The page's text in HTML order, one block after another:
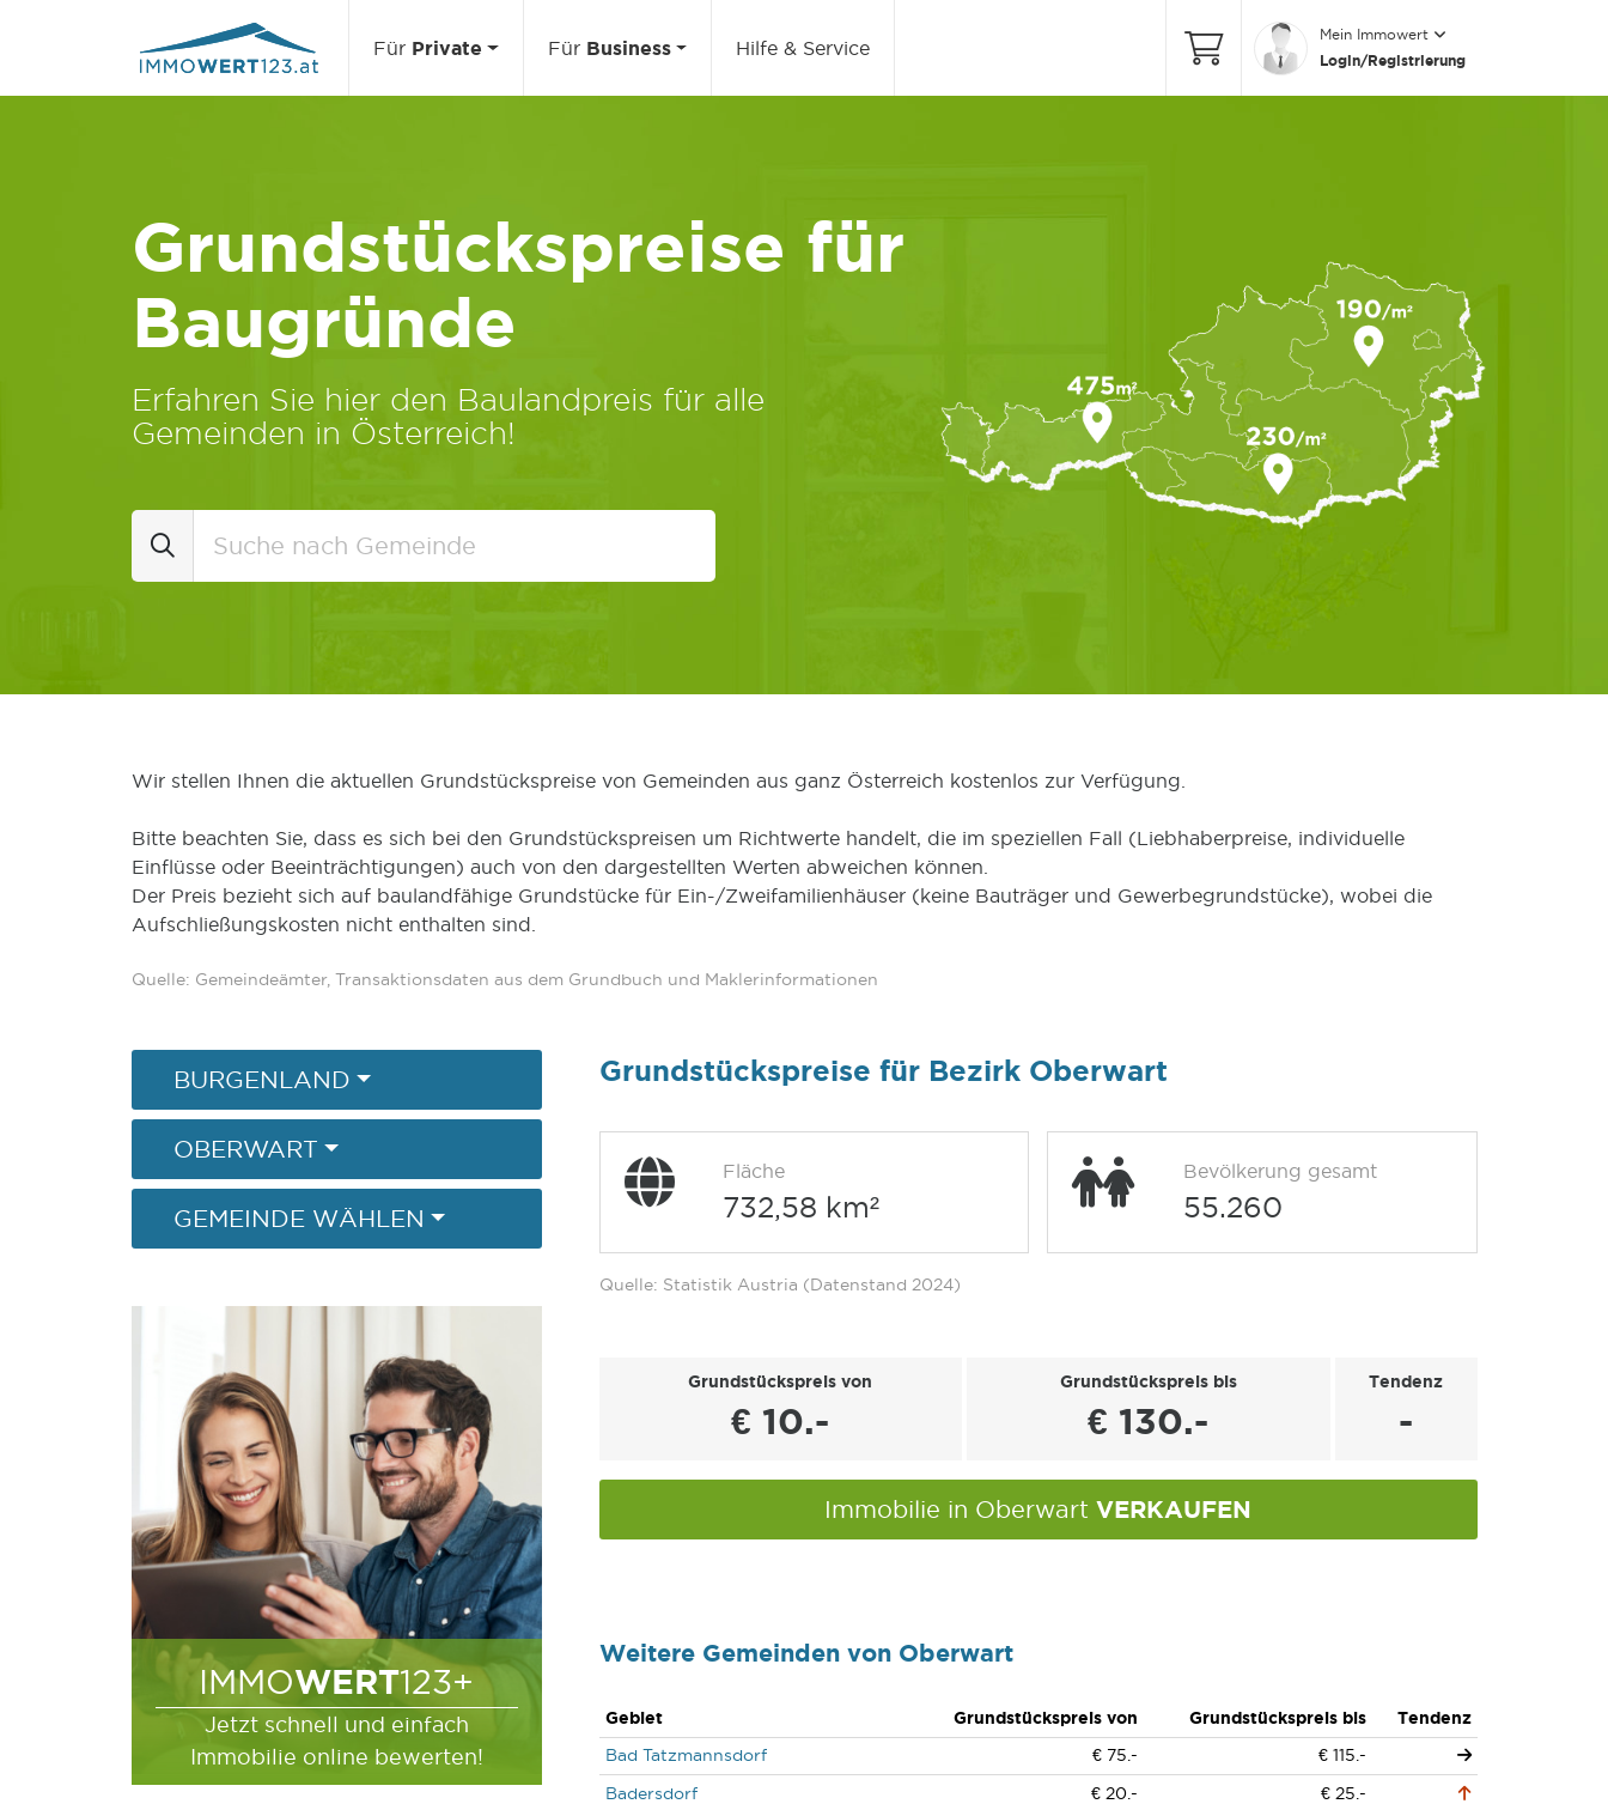
Für Private Für Business Hilfe & Service
Mein Immowert
Login/Registrierung
Grundstückspreise für
Baugründe
Erfahren Sie hier den Baulandpreis für alle
Gemeinden in Österreich!
Wir stellen Ihnen die aktuellen Grundstückspreise von Gemeinden aus ganz Österreich kostenlos zur Verfügung.
Bitte beachten Sie, dass es sich bei den Grundstückspreisen um Richtwerte handelt, die im speziellen Fall (Liebhaberpreise, individuelle
Einflüsse oder Beeinträchtigungen) auch von den dargestellten Werten abweichen können.
Der Preis bezieht sich auf baulandfähige Grundstücke für Ein-/Zweifamilienhäuser (keine Bauträger und Gewerbegrundstücke), wobei die
Aufschließungskosten nicht enthalten sind.
Quelle: Gemeindeämter, Transaktionsdaten aus dem Grundbuch und Maklerinformationen
BURGENLAND
OBERWART
GEMEINDE WÄHLEN
IMMOWERT123+
Jetzt schnell und einfach
Immobilie online bewerten!
Grundstückspreise für Bezirk Oberwart
Fläche
732,58 km²
Bevölkerung gesamt
55.260
Quelle: Statistik Austria (Datenstand 2024)
Grundstückspreis von
€ 10.-
Grundstückspreis bis
€ 130.-
Tendenz
-
Immobilie in Oberwart VERKAUFEN
Weitere Gemeinden von Oberwart
Gebiet Grundstückspreis von Grundstückspreis bis
Tendenz
Bad Tatzmannsdorf
€ 75.-
€ 115.-
Badersdorf
€ 20.-
€ 25.-